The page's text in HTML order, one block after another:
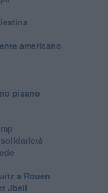
americano
pisano
a Rouen
Jbeil